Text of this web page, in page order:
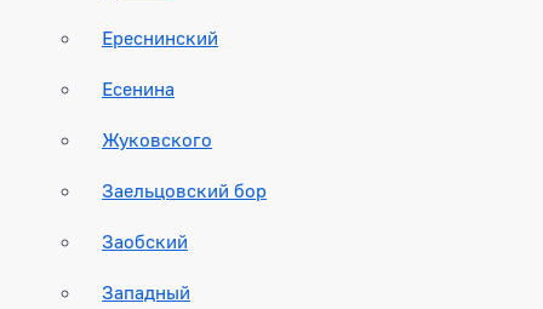
Ереснинский
Есенина
Жуковского
Заельцовский бор
Заобский
Западный